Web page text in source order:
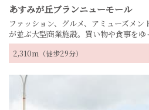
あすみが丘ブランニューモール
ファッション、グルメ、アミューズメ
が並ぶ大型商業施設。 買い物や食事をゆ
2,310m（徒歩29分）